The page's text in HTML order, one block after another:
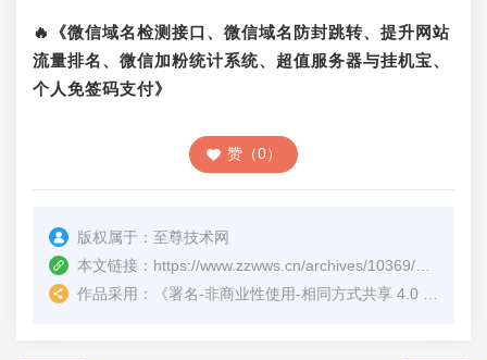
🔥《微信域名检测接口、微信域名防封跳转、提升网站
流量排名、微信加粉统计系统、超值服务器与挂机宝、
个人免签码支付》
赞（0）
版权属于： 至尊技术网
本文链接：
作品采用：
《署名-非商业性使用-相同方式共享 4.0 国际 (CC BY-NC-SA 4.0)